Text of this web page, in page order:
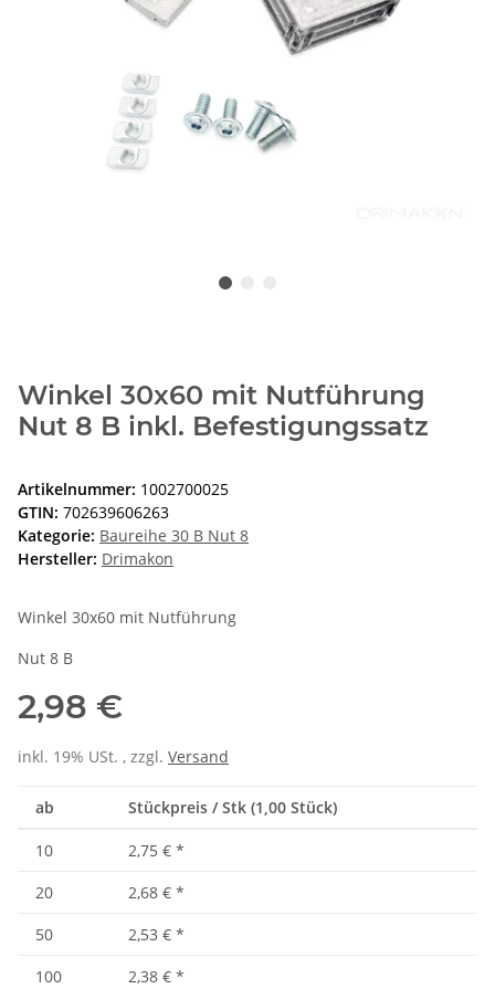
Winkel 30x60 mit Nutführung
Nut 8 B inkl. Befestigungssatz
Artikelnummer: 1002700025
GTIN: 702639606263
Kategorie: Baureihe 30 B Nut 8
Hersteller: Drimakon
Winkel 30x60 mit Nutführung
Nut 8 B
2,98 €
inkl. 19% USt. , zzgl. Versand
ab Stückpreis / Stk (1,00 Stück)
10 2,75 € *
20
2,68 € *
50
2,53 € *
100
2,38 € *